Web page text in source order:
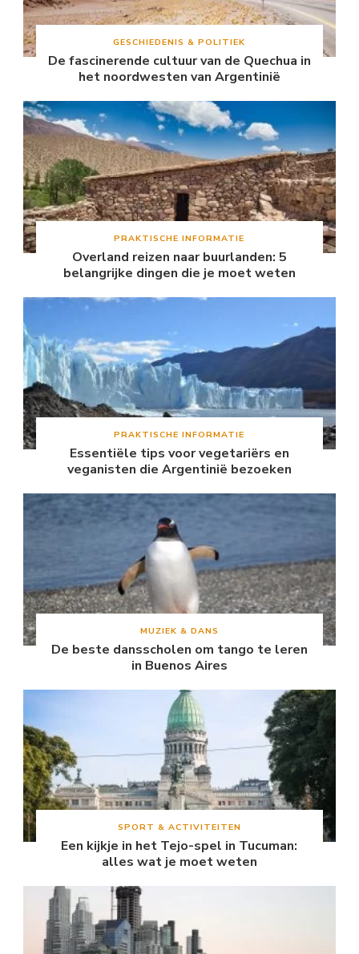
GESCHIEDENIS & POLITIEK
De fascinerende cultuur van de Quechua in
het noordwesten van Argentinië
PRAKTISCHE INFORMATIE
Overland reizen naar buurlanden: 5
belangrijke dingen die je moet weten
PRAKTISCHE INFORMATIE
Essentiële tips voor vegetariërs en
veganisten die Argentinië bezoeken
MUZIEK & DANS
De beste dansscholen om tango te leren
in Buenos Aires
SPORT & ACTIVITEITEN
Een kijkje in het Tejo-spel in Tucuman:
alles wat je moet weten